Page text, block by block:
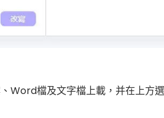
Word檔及文字檔上載，并在上方